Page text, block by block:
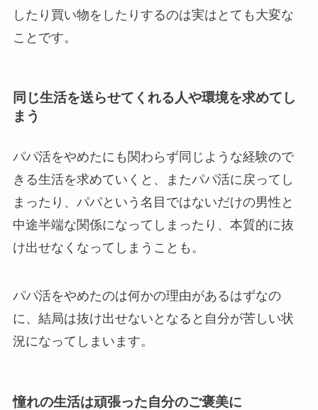
したり買い物をしたりするのは実はとても大変な
ことです。
同じ生活を送らせてくれる人や環境を求めてし
まう
パパ活をやめたにも関わらず同じような経験ので
きる生活を求めていくと、またパパ活に戻ってし
まったり、パパという名目ではないだけの男性と
中途半端な関係になってしまったり、本質的に抜
け出せなくなってしまうことも。
パパ活をやめたのは何かの理由があるはずなの
に、結局は抜け出せないとなると自分が苦しい状
況になってしまいます。
憧れの生活は頑張った自分のご褒美に